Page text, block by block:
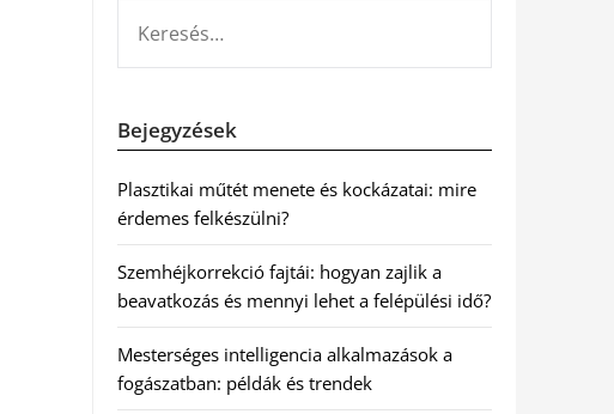
Bejegyzések
Plasztikai műtét menete és kockázatai: mire
érdemes felkészülni?
Szemhéjkorrekció fajtái: hogyan zajlik a
beavatkozás és mennyi lehet a felépülési idő?
Mesterséges intelligencia alkalmazások a
fogászatban: példák és trendek